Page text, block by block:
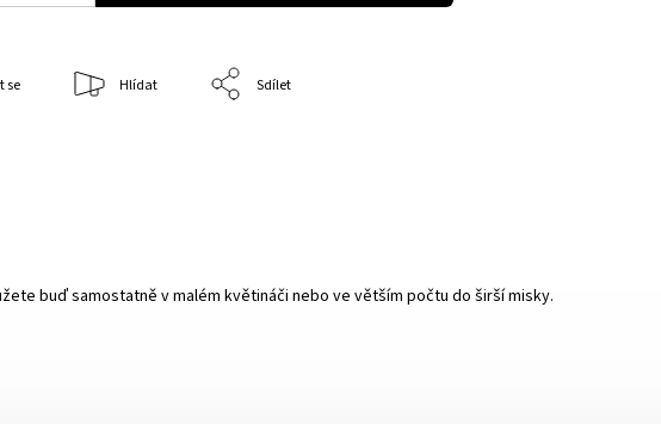
se Hlídat Sdílet
buď samostatně v malém květináči nebo ve větším počtu do širší misky.